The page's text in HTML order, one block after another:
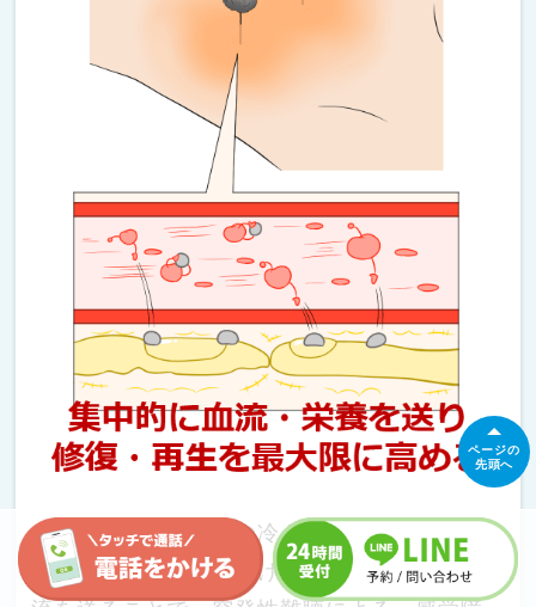
このようにして、体の冷えを特定し取り除い
た上で、ダメージを受けた神経に集中して血
ページの
先頭へ